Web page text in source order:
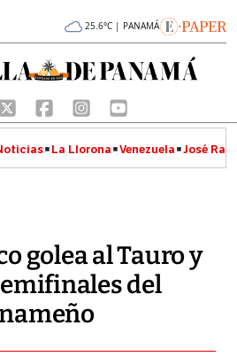
25.6°C | PANAMÁ
La Llorona Venezuela José
golea al Tauro y
del